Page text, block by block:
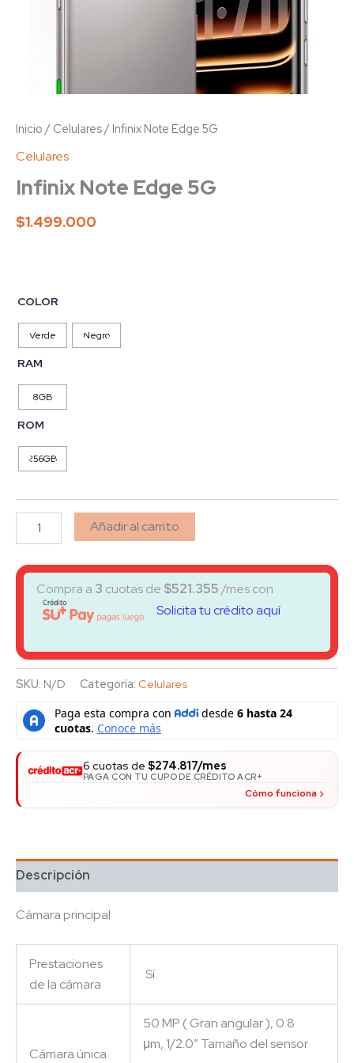
Inicio / Celulares/ Infinix Note Edge 5G
Celulares
Infinix Note Edge 5G
$1.499.000
COLOR
Verde Negro
RAM
8GB
ROM
256GB
Añadir al carrito
Compra a 3 cuotas de $521.355/mes con
Solicita tu crédito aquí
SKU: N/D Categoría: Celulares
6 cuotas de $274.817/mes
PAGA CON TU CUPO DE CRÉDITO ACR+
Cómo funciona
Descripción
Cámara principal
Prestaciones
de la cámara
Sí
Cámara única
50 MP ( Gran angular ), 0.8
μm, 1/2.0″Tamaño del sensor